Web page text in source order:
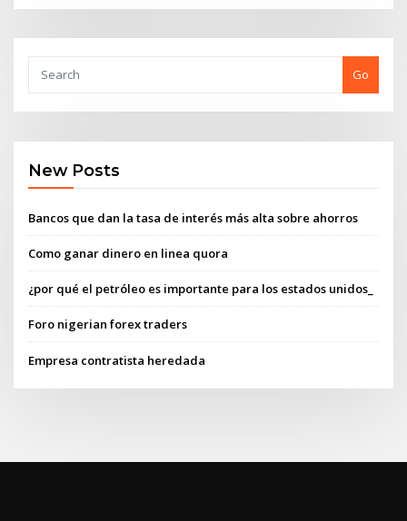
Go
New Posts
Bancos que dan la tasa de interés más alta sobre ahorros
Como ganar dinero en linea quora
¿por qué el petróleo es importante para los estados unidos_
Foro nigerian forex traders
Empresa contratista heredada